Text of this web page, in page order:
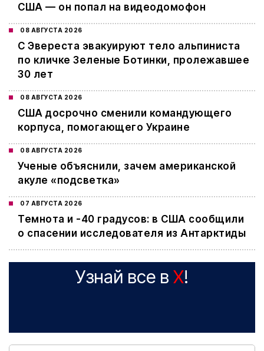
США — он попал на видеодомофон
08 АВГУСТА 2026
С Эвереста эвакуируют тело альпиниста
по кличке Зеленые Ботинки, пролежавшее
30 лет
08 АВГУСТА 2026
США досрочно сменили командующего
корпуса, помогающего Украине
08 АВГУСТА 2026
Ученые объяснили, зачем американской
акуле «подсветка»
07 АВГУСТА 2026
Темнота и -40 градусов: в США сообщили
о спасении исследователя из Антарктиды
Узнай все в X!